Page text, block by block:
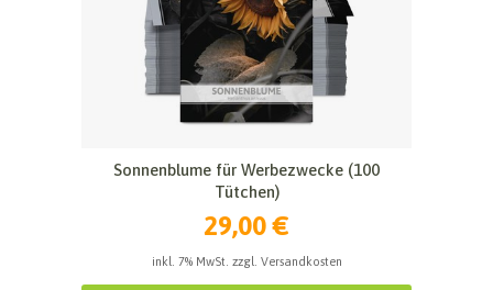
Sonnenblume für Werbezwecke (100
Tütchen)
29,00 €
inkl. 7% MwSt. zzgl. Versandkosten